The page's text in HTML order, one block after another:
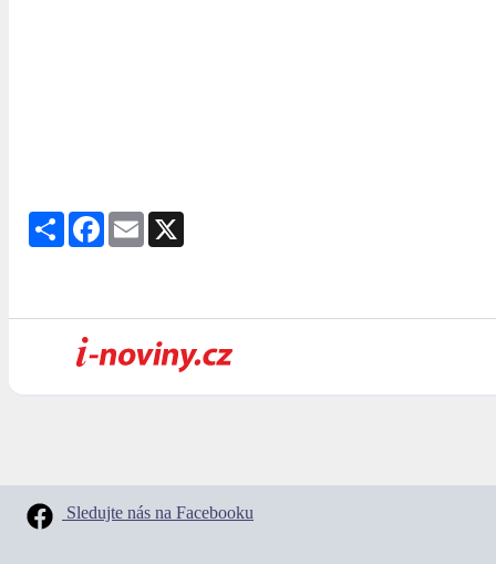
Share Facebook
Email
Sledujte nás na Facebooku